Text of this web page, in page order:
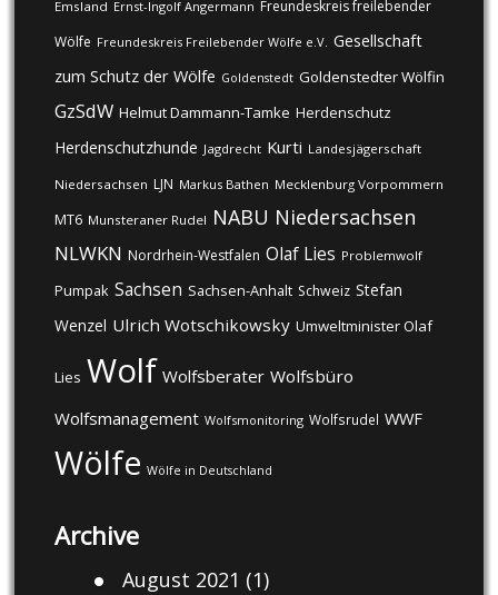
Emsland Ernst-Ingolf Angermann Freundeskreis freilebender
Wölfe Freundeskreis Freilebender Wölfe e.V. Gesellschaft
zum Schutz der Wölfe Goldenstedt Goldenstedter Wölfin
GzSdW Helmut Dammann-Tamke Herdenschutz
Herdenschutzhunde Jagdrecht Kurti Landesjägerschaft
Niedersachsen LJN Markus Bathen Mecklenburg Vorpommern
MT6 Munsteraner Rudel NABU Niedersachsen
NLWKN Nordrhein-Westfalen Olaf Lies Problemwolf
Pumpak Sachsen Sachsen-Anhalt Schweiz Stefan
Wenzel Ulrich Wotschikowsky Umweltminister Olaf
Lies Wolf Wolfsberater Wolfsbüro
Wolfsmanagement Wolfsmonitoring Wolfsrudel WWF
Wölfe Wölfe in Deutschland
Archive
August 2021 (1)